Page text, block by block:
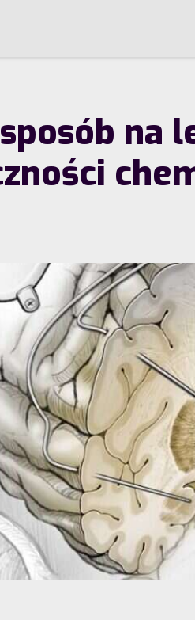
na